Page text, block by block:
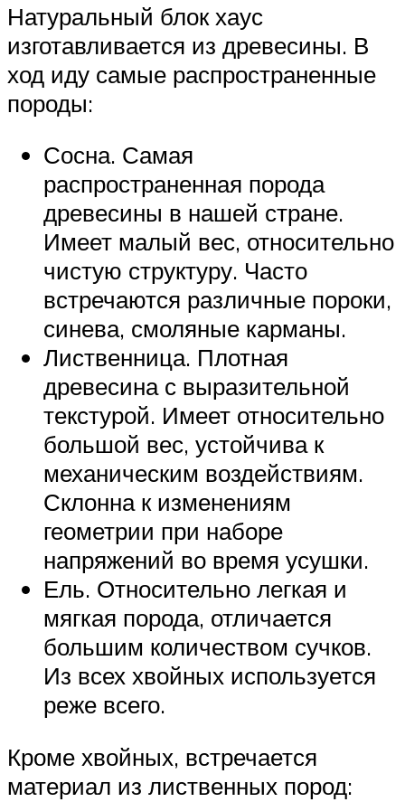
Натуральный блок хаус
изготавливается из древесины. В
ход иду самые распространенные
породы:
Сосна. Самая
распространенная порода
древесины в нашей стране.
Имеет малый вес, относительно
чистую структуру. Часто
встречаются различные пороки,
синева, смоляные карманы.
Лиственница. Плотная
древесина с выразительной
текстурой. Имеет относительно
большой вес, устойчива к
механическим воздействиям.
Склонна к изменениям
геометрии при наборе
напряжений во время усушки.
Ель. Относительно легкая и
мягкая порода, отличается
большим количеством сучков.
Из всех хвойных используется
реже всего.
Кроме хвойных, встречается
материал из лиственных пород: